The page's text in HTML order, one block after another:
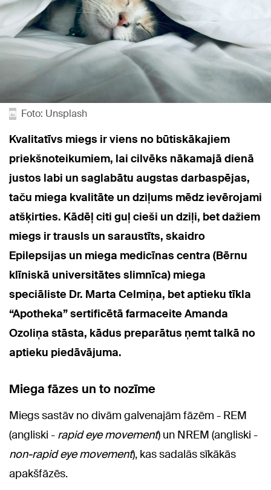
Foto: Unsplash
Kvalitatīvs miegs ir viens no būtiskākajiem
priekšnoteikumiem, lai cilvēks nākamajā dienā
justos labi un saglabātu augstas darbaspējas,
taču miega kvalitāte un dziļums mēdz ievērojami
atšķirties. Kādēļ citi guļ cieši un dziļi, bet dažiem
miegs ir trausls un saraustīts, skaidro
Epilepsijas un miega medicīnas centra (Bērnu
klīniskā universitātes slimnīca) miega
speciāliste Dr. Marta Celmiņa, bet aptieku tīkla
“Apotheka” sertificētā farmaceite Amanda
Ozoliņa stāsta, kādus preparātus ņemt talkā no
aptieku piedāvājuma.
Miega fāzes un to nozīme
Miegs sastāv no divām galvenajām fāzēm - REM
(angliski - rapid eye movement) un NREM (angliski -
non-rapid eye movement), kas sadalās sīkākās
apakšfāzēs.